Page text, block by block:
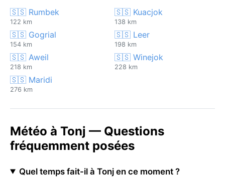
🇸🇸 Rumbek
122 km
🇸🇸 Kuacjok
138 km
🇸🇸 Gogrial
154 km
🇸🇸 Leer
198 km
🇸🇸 Aweil
218 km
🇸🇸 Winejok
228 km
🇸🇸 Maridi
276 km
Météo à Tonj — Questions
fréquemment posées
Quel temps fait-il à Tonj en ce moment ?